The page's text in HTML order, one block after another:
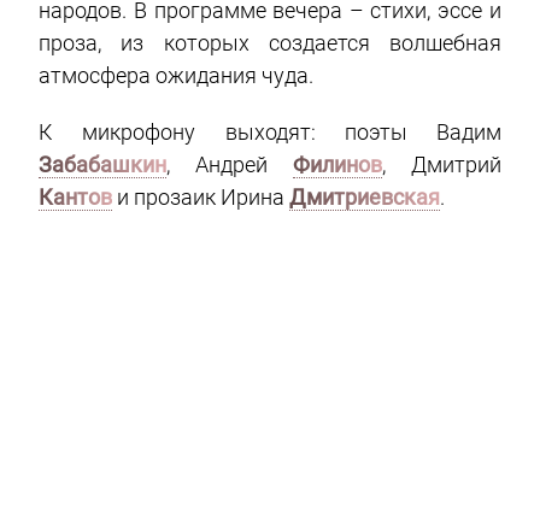
народов. В программе вечера – стихи, эссе и
проза, из которых создается волшебная
атмосфера ожидания чуда.
К микрофону выходят: поэты Вадим
Забабашкин, Андрей Филинов, Дмитрий
Кантов и прозаик ИринаДмитриевская.